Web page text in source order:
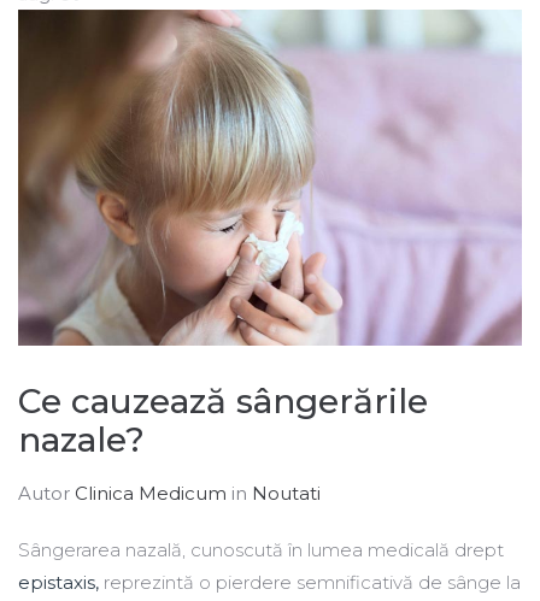
Ce cauzează sângerările
nazale?
Autor Clinica Medicum in Noutati
Sângerarea nazală, cunoscută în lumea medicală drept
epistaxis, reprezintă o pierdere semnificativă de sânge la